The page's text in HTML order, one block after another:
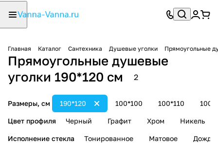
Главная Каталог Сантехника Душевые уголки Прямоугольные
Прямоугольные душевые
уголки 190*120 см
2
Размеры, см 100*100 100*110
190*120
Цвет профиля Черный Графит Хром Никель
Исполнение стекла Тонированное Матовое Дождь